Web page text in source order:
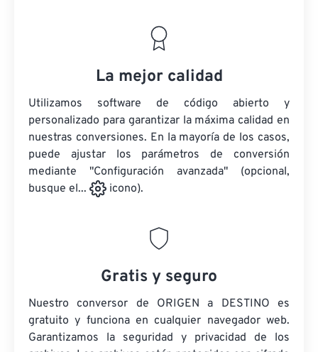
La mejor calidad
Utilizamos software de código abierto y
personalizado para garantizar la máxima calidad en
nuestras conversiones. En la mayoría de los casos,
puede ajustar los parámetros de conversión
mediante "Configuración avanzada" (opcional,
busque el...
icono).
Gratis y seguro
Nuestro conversor de ORIGEN a DESTINO es
gratuito y funciona en cualquier navegador web.
Garantizamos la seguridad y privacidad de los